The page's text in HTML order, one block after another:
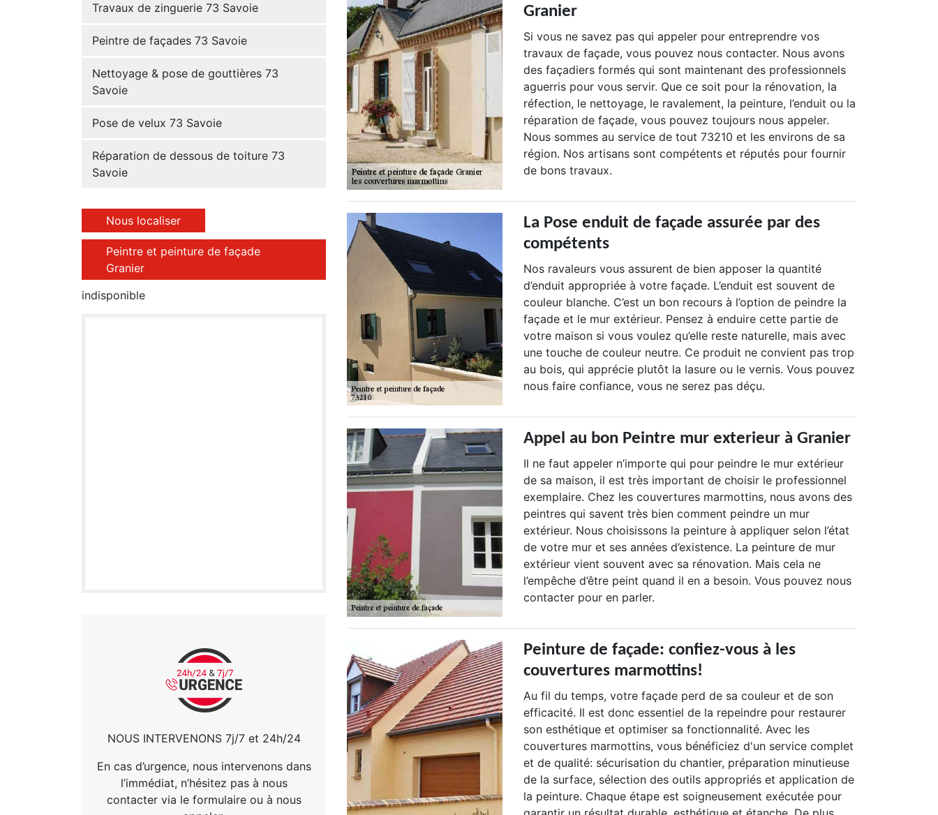
Travaux de zinguerie 73 Savoie
Peintre de façades 73 Savoie
Nettoyage & pose de gouttières 73
Savoie
Pose de velux 73 Savoie
Réparation de dessous de toiture 73
Savoie
Nous localiser
Peintre et peinture de façade
Granier
indisponible
NOUS INTERVENONS 7j/7 et 24h/24
En cas d’urgence, nous intervenons dans
l’immédiat, n’hésitez pas à nous
contacter via le formulaire ou à nous
Granier
Si vous ne savez pas qui appeler pour entreprendre vos
travaux de façade, vous pouvez nous contacter. Nous avons
des façadiers formés qui sont maintenant des professionnels
aguerris pour vous servir. Que ce soit pour la rénovation, la
réfection, le nettoyage, le ravalement, la peinture, l’enduit ou la
réparation de façade, vous pouvez toujours nous appeler.
Nous sommes au service de tout 73210 et les environs de sa
région. Nos artisans sont compétents et réputés pour fournir
de bons travaux.
La Pose enduit de façade assurée par des
compétents
Nos ravaleurs vous assurent de bien apposer la quantité
d’enduit appropriée à votre façade. L’enduit est souvent de
couleur blanche. C’est un bon recours à l’option de peindre la
façade et le mur extérieur. Pensez à enduire cette partie de
votre maison si vous voulez qu’elle reste naturelle, mais avec
une touche de couleur neutre. Ce produit ne convient pas trop
au bois, qui apprécie plutôt la lasure ou le vernis. Vous pouvez
nous faire confiance, vous ne serez pas déçu.
Appel au bon Peintre mur exterieur à Granier
Il ne faut appeler n’importe qui pour peindre le mur extérieur
de sa maison, il est très important de choisir le professionnel
exemplaire. Chez les couvertures marmottins, nous avons des
peintres qui savent très bien comment peindre un mur
extérieur. Nous choisissons la peinture à appliquer selon l’état
de votre mur et ses années d’existence. La peinture de mur
extérieur vient souvent avec sa rénovation. Mais cela ne
l’empêche d’être peint quand il en a besoin. Vous pouvez nous
contacter pour en parler.
Peinture de façade: confiez-vous à les
couvertures marmottins!
Au fil du temps, votre façade perd de sa couleur et de son
efficacité. Il est donc essentiel de la repeindre pour restaurer
son esthétique et optimiser sa fonctionnalité. Avec les
couvertures marmottins, vous bénéficiez d'un service complet
et de qualité: sécurisation du chantier, préparation minutieuse
de la surface, sélection des outils appropriés et application de
la peinture. Chaque étape est soigneusement exécutée pour